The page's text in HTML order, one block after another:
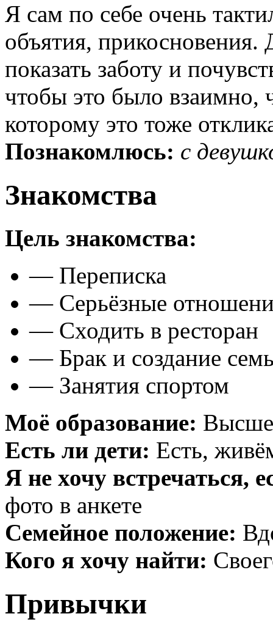
Я сам по себе очень
объятия, прикосновения.
показать заботу и
чтобы это было взаимно,
которому это тоже
Познакомлюсь: с
Знакомства
Цель знакомства:
— Переписка
— Серьёзные
— Сходить в ресторан
— Брак и создание
— Занятия спортом
Моё образование:
Есть ли дети: Есть,
Я не хочу встречаться,
фото в анкете
Семейное положение:
Кого я хочу найти:
Привычки